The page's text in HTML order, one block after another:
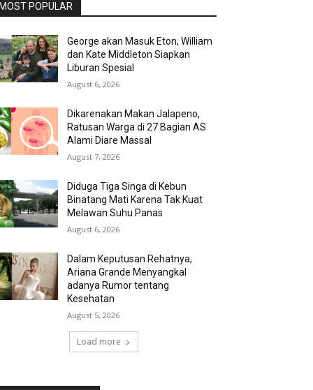
MOST POPULAR
George akan Masuk Eton, William
dan Kate Middleton Siapkan
Liburan Spesial
August 6, 2026
Dikarenakan Makan Jalapeno,
Ratusan Warga di 27 Bagian AS
Alami Diare Massal
August 7, 2026
Diduga Tiga Singa di Kebun
Binatang Mati Karena Tak Kuat
Melawan Suhu Panas
August 6, 2026
Dalam Keputusan Rehatnya,
Ariana Grande Menyangkal
adanya Rumor tentang
Kesehatan
August 5, 2026
Load more